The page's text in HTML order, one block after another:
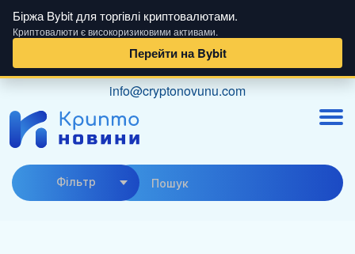
Біржа Bybit для торгівлі криптовалютами.
Криптовалюти є високоризиковими активами.
Перейти на Bybit
content
info@cryptonovunu.com
Фiльтр